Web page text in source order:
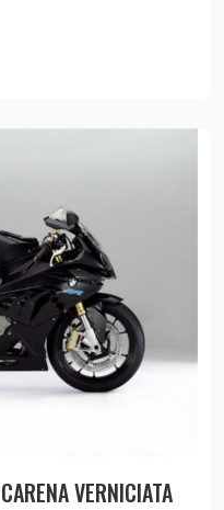
VERNICIATA